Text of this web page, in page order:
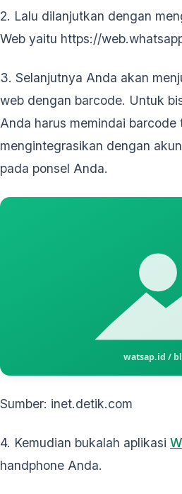
2. Lalu dilanjutkan dengan
Web yaitu https://
3. Selanjutnya Anda akan
web dengan barcode. Untuk
Anda harus memindai barcode
mengintegrasikan dengan
pada ponsel Anda.
Sumber: inet.detik.com
4. Kemudian bukalah aplikasi
handphone Anda.